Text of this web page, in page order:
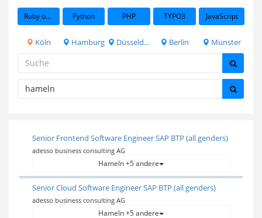
Ruby on Rails Python PHP TYPO3 JavaScript
Köln Hamburg Düsseldorf Berlin Münster
Senior Frontend Software Engineer SAP BTP (all genders)
adesso business consulting AG
Hameln +5 andere
Senior Cloud Software Engineer SAP BTP (all genders)
adesso business consulting AG
Hameln +5 andere